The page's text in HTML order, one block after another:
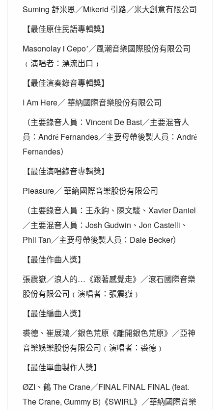
Suming 舒米恩／Mikerid 引路／米大創意有限公司
【最佳原住民語專輯獎】
Masonolay i Cepo’／風潮音樂國際股份有限公司
﹙演唱者：漂流出口﹚
【最佳演奏錄音專輯獎】
I Am Here／ 華納國際音樂股份有限公司
（主要錄音人員： Vincent De Bast／主要混音人
員： André Fernandes／主要母帶後製人員： André
Fernandes）
【最佳演唱錄音專輯獎】
Pleasure／ 華納國際音樂股份有限公司
（主要錄音人員：王永鈞、陳文駿、 Xavier Daniel
／主要混音人員： Josh Gudwin 、 Jon Castelli 、
Phil Tan ／主要母帶後製人員： Dale Becker）
【最佳作曲人獎】
張震嶽／浪人的…《跟著感覺走》／滾石國際音樂
股份有限公司﹙演唱者：張震嶽﹚
【最佳編曲人獎】
裘德、崔展鴻／銀色荒原《離開銀色荒原》／亞神
音樂娛樂股份有限公司﹙演唱者：裘德﹚
【最佳單曲製作人獎】
ØZI 、鶴 The Crane／FINAL FINAL FINAL (feat.
The Crane, Gummy B) 《SWIRL》／華納國際音樂